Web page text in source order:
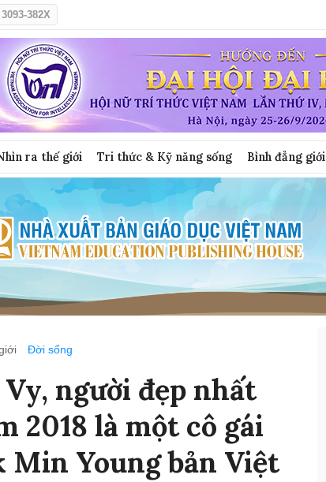
3093-382X
ra thế giới Tri thức & Kỹ năng sống Bình đẳng giới
Đời sống
người đẹp nhất
2018 là một cô gái
Min Young bản Việt